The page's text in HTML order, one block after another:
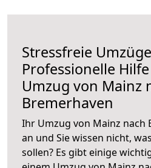
Stressfreie
Professionelle
Umzug von Mainz
Bremerhaven
Ihr Umzug von Mainz nach
an und Sie wissen nicht,
sollen? Es gibt einige